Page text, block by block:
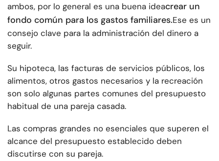
ambos, por lo general es una buena ideacrear un
fondo común para los gastos familiares.Ese es un
consejo clave para la administración del dinero a
seguir.
Su hipoteca, las facturas de servicios públicos, los
alimentos, otros gastos necesarios y la recreación
son solo algunas partes comunes del presupuesto
habitual de una pareja casada.
Las compras grandes no esenciales que superen el
alcance del presupuesto establecido deben
discutirse con su pareja.